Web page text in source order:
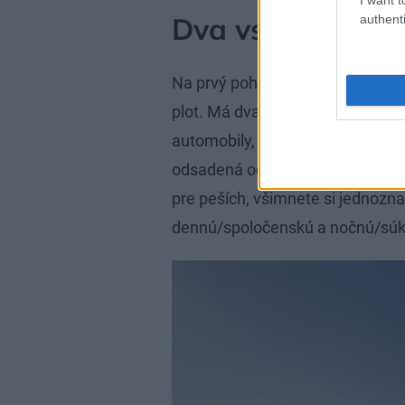
Dva vstupy,
Na prvý pohľad nenápadný
plot. Má dva vstupy – z jednej
automobily, kde je hneď garáž
odsadená od cesty priestorom
pre peších, všimnete si
dennú/spoločenskú a nočnú/